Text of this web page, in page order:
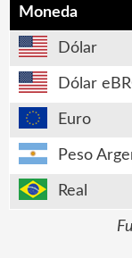
Moneda
Dólar
Dólar
Euro
Peso
Real